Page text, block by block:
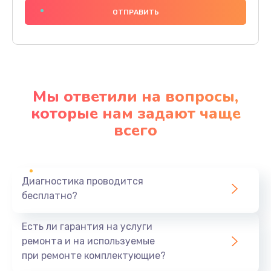
1000 руб.
Заказать
Замена зуммера
Восстановление после попадания влаги
Заказать
Мы ответили на вопросы,
которые нам задают чаще
всего
Диагностика проводится
бесплатно?
Есть ли гарантия на услуги
ремонта и на используемые
при ремонте комплектующие?